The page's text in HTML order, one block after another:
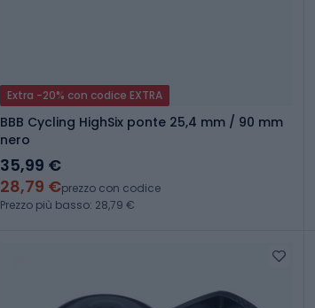
Extra -20% con codice EXTRA
BBB Cycling HighSix ponte 25,4 mm / 90 mm
nero
35,99 €
28,79 €prezzo con codice
Prezzo più basso: 28,79 €